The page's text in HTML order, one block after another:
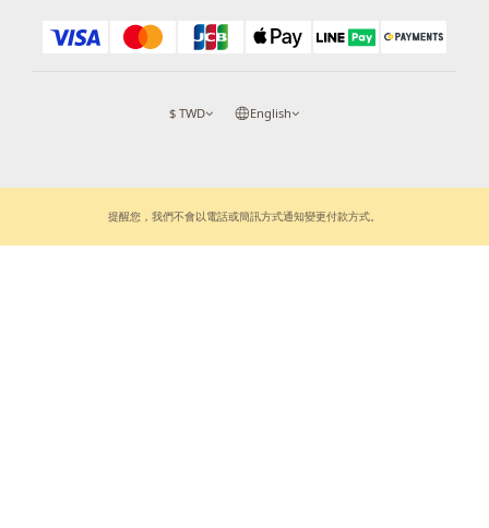
$ TWD English
提醒您，我們不會以電話或簡訊方式通知變更付款方式。